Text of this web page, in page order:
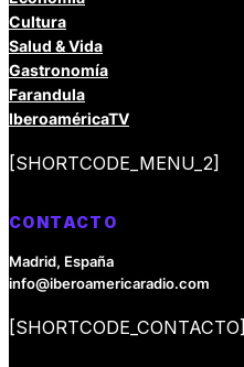
Cultura
Salud & Vida
Gastronomía
Farandula
IberoaméricaTV
[SHORTCODE_MENU_2]
CONTACTO
Madrid, España
info@iberoamericaradio.com
[SHORTCODE_CONTACTO]